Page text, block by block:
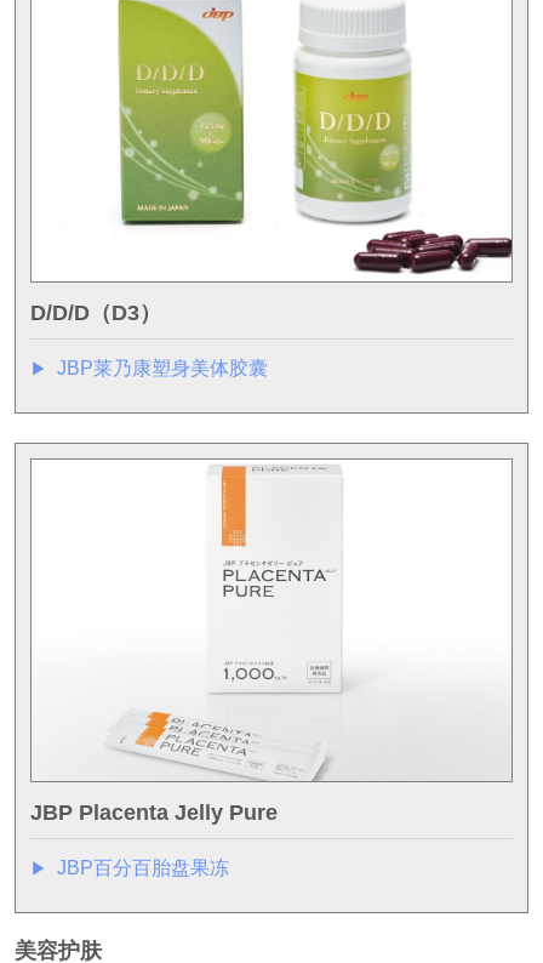
D/D/D（D3）
▶︎ JBP莱乃康塑身美体胶囊
JBP Placenta Jelly Pure
▶︎ JBP百分百胎盘果冻
美容护肤